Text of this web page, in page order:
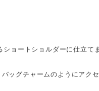
ショートショルダーに仕立て
ッグチャームのようにアク